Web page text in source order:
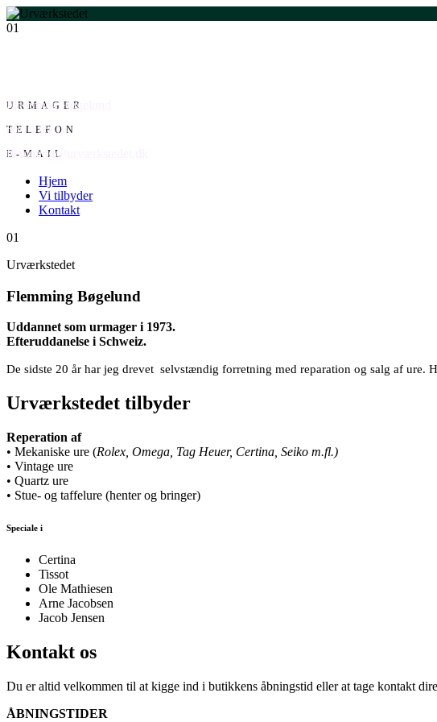
01
URMAGER
Flemming Bøgelund
TELEFON
66 14 05 18
E-MAIL
flemming@urværkstedet.dk
Hjem
Vi tilbyder
Kontakt
01
Urværkstedet
Flemming Bøgelund
Uddannet som urmager i 1973.
Efteruddanelse i Schweiz.
De sidste 20 år har jeg drevet selvstændig forretning med reparation og salg af ure.
Urværkstedet tilbyder
Reperation af
• Mekaniske ure (Rolex, Omega, Tag Heuer, Certina, Seiko m.fl.)
• Vintage ure
• Quartz ure
• Stue- og taffelure (henter og bringer)
Speciale i
Certina
Tissot
Ole Mathiesen
Arne Jacobsen
Jacob Jensen
Kontakt os
Du er altid velkommen til at kigge ind i butikkens åbningstid eller at tage kontakt
ÅBNINGSTIDER